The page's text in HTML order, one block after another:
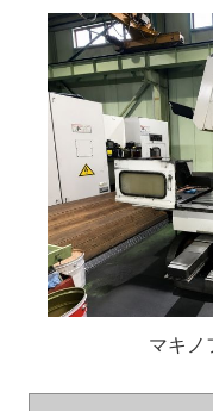
マキノ